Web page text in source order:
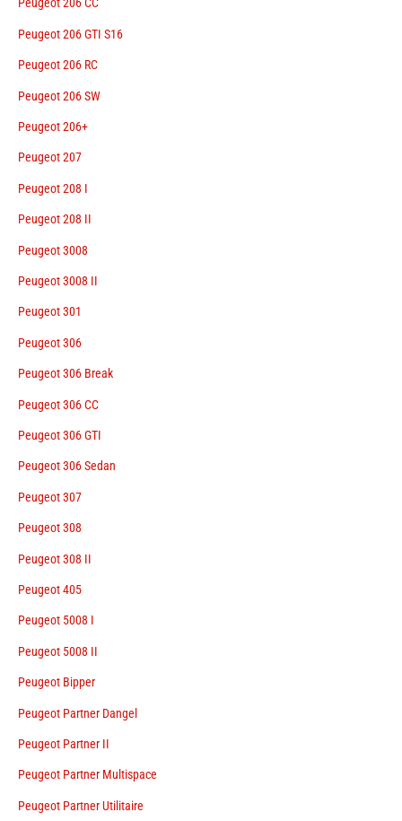
Peugeot 206 CC
Peugeot 206 GTI S16
Peugeot 206 RC
Peugeot 206 SW
Peugeot 206+
Peugeot 207
Peugeot 208 I
Peugeot 208 II
Peugeot 3008
Peugeot 3008 II
Peugeot 301
Peugeot 306
Peugeot 306 Break
Peugeot 306 CC
Peugeot 306 GTI
Peugeot 306 Sedan
Peugeot 307
Peugeot 308
Peugeot 308 II
Peugeot 405
Peugeot 5008 I
Peugeot 5008 II
Peugeot Bipper
Peugeot Partner Dangel
Peugeot Partner II
Peugeot Partner Multispace
Peugeot Partner Utilitaire